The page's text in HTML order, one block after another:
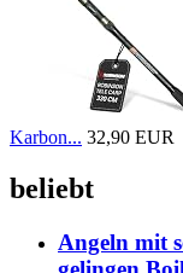
Karbon... 32,90 EUR
beliebt
Angeln mit